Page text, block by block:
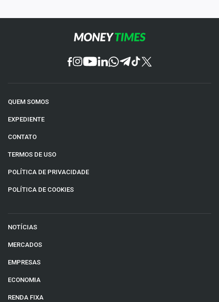
QUEM SOMOS
EXPEDIENTE
CONTATO
TERMOS DE USO
POLÍTICA DE PRIVACIDADE
POLÍTICA DE COOKIES
NOTÍCIAS
MERCADOS
EMPRESAS
ECONOMIA
RENDA FIXA